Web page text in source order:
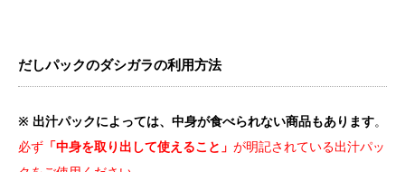
だしパックのダシガラの利用方法
※ 出汁パックによっては、中身が食べられない商品もあります。
必ず 「中身を取り出して使えること」 が明記されている出汁パッ